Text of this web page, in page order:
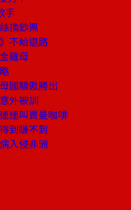
手
換鈔票
不給退路
雞母
國驕傲勝出
外被訓
連叫賣曼咖啡
到賺不到
入侵非洲